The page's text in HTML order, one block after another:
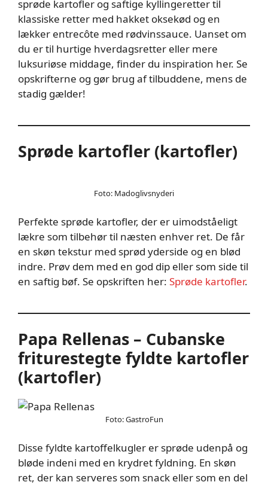
sprøde kartofler og saftige kyllingeretter til
klassiske retter med hakket oksekød og en
lækker entrecôte med rødvinssauce. Uanset om
du er til hurtige hverdagsretter eller mere
luksuriøse middage, finder du inspiration her. Se
opskrifterne og gør brug af tilbuddene, mens de
stadig gælder!
Sprøde kartofler (kartofler)
Foto: Madoglivsnyderi
Perfekte sprøde kartofler, der er uimodståeligt
lækre som tilbehør til næsten enhver ret. De får
en skøn tekstur med sprød yderside og en blød
indre. Prøv dem med en god dip eller som side til
en saftig bøf. Se opskriften her: Sprøde kartofler.
Papa Rellenas – Cubanske
friturestegte fyldte kartofler
(kartofler)
Foto: GastroFun
Disse fyldte kartoffelkugler er sprøde udenpå og
bløde indeni med en krydret fyldning. En skøn
ret, der kan serveres som snack eller som en del